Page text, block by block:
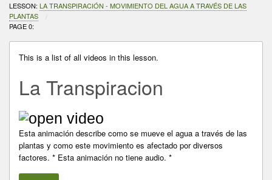
LESSON: LA TRANSPIRACIÓN - MOVIMIENTO DEL AGUA A TRAVÉS DE LAS
PLANTAS
CURRENT:
PAGE 0:
This is a list of all videos in this lesson.
La Transpiracion
Esta animación describe como se mueve el agua a través de las
plantas y como este movimiento es afectado por diversos
factores. * Esta animación no tiene audio. *